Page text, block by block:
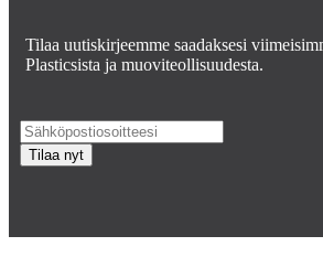
Tilaa uutiskirjeemme saadaksesi
Plasticsista ja muoviteollisuudesta.